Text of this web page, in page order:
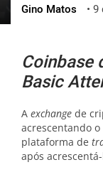
ქართული
vietnamese
Gino Matos • 9
Coinbase
Basic
A exchange de
acrescentando o
plataforma de
após